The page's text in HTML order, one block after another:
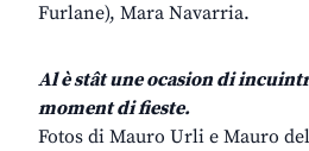
Furlane), Mara Navarria.
Al è stât une ocasion di
moment di fieste.
Fotos di Mauro Urli e Mauro